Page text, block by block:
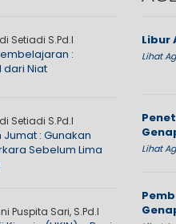
Setiadi S.Pd.I
:
dari Niat
Setiadi S.Pd.I
Jumat : Gunakan
Sebelum Lima
Puspita Sari, S.Pd.I
Libur
Lihat
Lihat